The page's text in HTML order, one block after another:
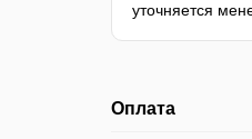
уточняется
Оплата